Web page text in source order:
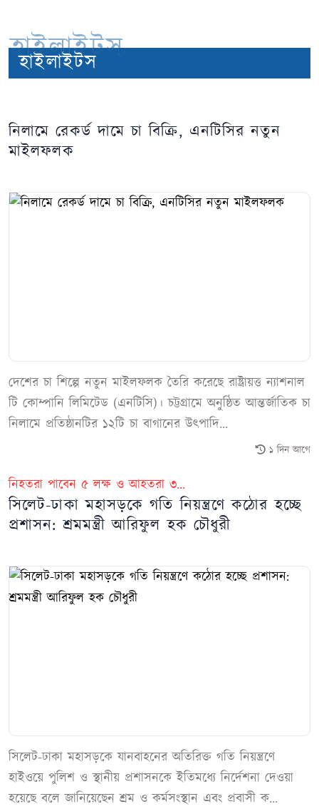
হাইলাইটস
হাইলাইটস
নিলামে রেকর্ড দামে চা বিক্রি, এনটিসির নতুন
মাইলফলক
দেশের চা শিল্পে নতুন মাইলফলক তৈরি করেছে রাষ্ট্রায়ত্ত ন্যাশনাল
টি কোম্পানি লিমিটেড (এনটিসি)। চট্টগ্রামে অনুষ্ঠিত আন্তর্জাতিক চা
নিলামে প্রতিষ্ঠানটির ১২টি চা বাগানের উৎপাদি...
১ দিন আগে
নিহতরা পাবেন ৫ লক্ষ ও আহতরা ৩...
সিলেট-ঢাকা মহাসড়কে গতি নিয়ন্ত্রণে কঠোর হচ্ছে
প্রশাসন: শ্রমমন্ত্রী আরিফুল হক চৌধুরী
সিলেট-ঢাকা মহাসড়কে যানবাহনের অতিরিক্ত গতি নিয়ন্ত্রণে
হাইওয়ে পুলিশ ও স্থানীয় প্রশাসনকে ইতিমধ্যে নির্দেশনা দেওয়া
হয়েছে বলে জানিয়েছেন শ্রম ও কর্মসংস্থান এবং প্রবাসী ক...